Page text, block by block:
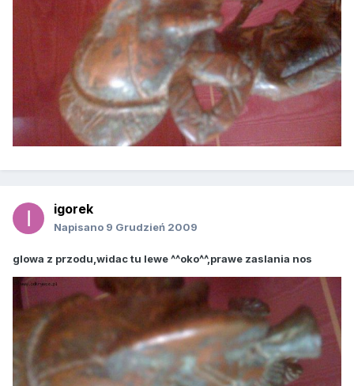
igorek
Napisano 9 Grudzień 2009
glowa z przodu,widac tu lewe ^^oko^^,prawe zaslania nos